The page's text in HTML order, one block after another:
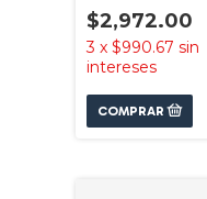
$2,972.00
3 x $990.67 sin
intereses